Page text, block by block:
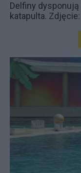
Delfiny dysponują
katapulta.